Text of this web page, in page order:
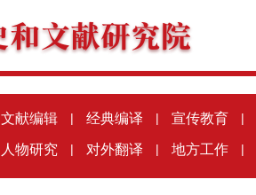
文献编辑 | 经典编译 | 宣传教育 |
人物研究 | 对外翻译 | 地方工作 |